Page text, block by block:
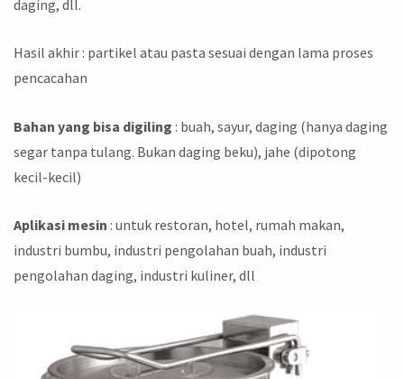
daging, dll.
Hasil akhir : partikel atau pasta sesuai dengan lama proses
pencacahan
Bahan yang bisa digiling : buah, sayur, daging (hanya daging
segar tanpa tulang. Bukan daging beku), jahe (dipotong
kecil-kecil)
Aplikasi mesin : untuk restoran, hotel, rumah makan,
industri bumbu, industri pengolahan buah, industri
pengolahan daging, industri kuliner, dll